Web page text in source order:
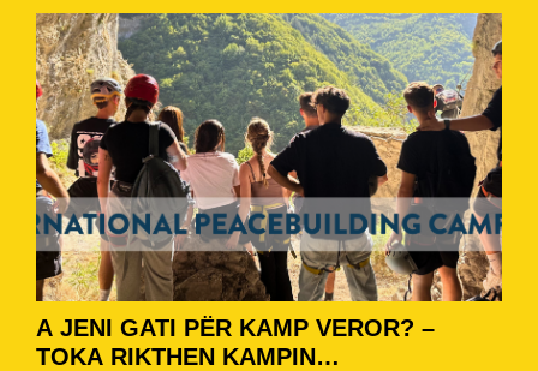
A JENI GATI PËR KAMP VEROR? –
TOKA RIKTHEN KAMPIN